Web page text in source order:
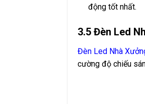
động tốt nhất.
3.5 Đèn Led
Đèn Led Nhà
cường độ chiếu